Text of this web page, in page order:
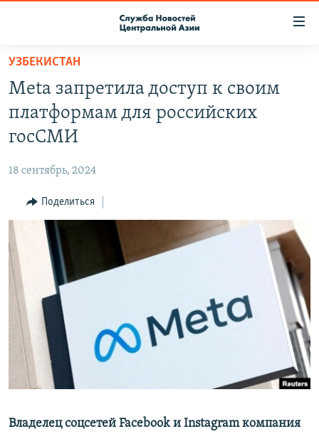
Вернуться
основному
содержанию
Вернутся
главной
навигации
Вернутся
поиску
ПОДПИСКА
КОНТАКТЫ
НАСТОЯЩЕЕ ВРЕМЯ
МИГРАНТ МЕДИА
УЗБЕКИСТАН
Meta запретила доступ к своим
платформам для российских
госСМИ
18 сентябрь, 2024
Поделиться
Владелец соцсетей Facebook и Instagram компания